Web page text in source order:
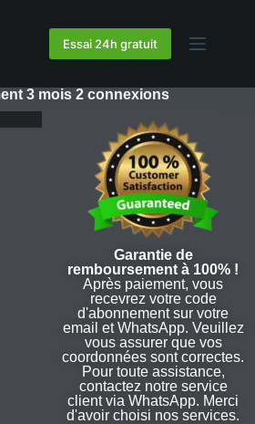
Essai 24h gratuit
3 mois 2 connexions
Garantie de
remboursement à 100% !
Après paiement, vous
recevrez votre code
d'abonnement sur votre
email et WhatsApp. Veuillez
vous assurer que vos
coordonnées sont correctes.
Pour toute assistance,
contactez notre service
client via WhatsApp. Merci
d'avoir choisi nos services.